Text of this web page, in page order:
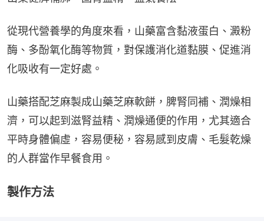
從現代營養學的角度來看，山藥富含黏液蛋白、澱粉
酶、多酚氧化酶等物質，對保護消化道黏膜、促進消
化吸收有一定好處。
山藥搭配芝麻製成山藥芝麻軟餅，脾腎同補、潤燥相
濟，可以起到滋腎益精、潤燥通便的作用，尤其適合
平時身體偏虛，容易便秘，容易感到皮膚、毛髮乾燥
的人群當作早餐食用。
製作方法